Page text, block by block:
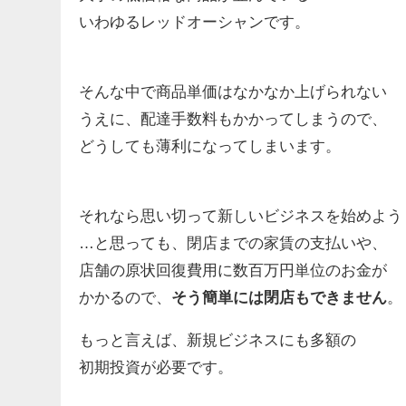
いわゆるレッドオーシャンです。
そんな中で商品単価はなかなか上げられない
うえに、配達手数料もかかってしまうので、
どうしても薄利になってしまいます。
それなら思い切って新しいビジネスを始めよう
…と思っても、閉店までの家賃の支払いや、
店舗の原状回復費用に数百万円単位のお金が
かかるので、 そう簡単には閉店もできません
もっと言えば、新規ビジネスにも多額の
初期投資が必要です。